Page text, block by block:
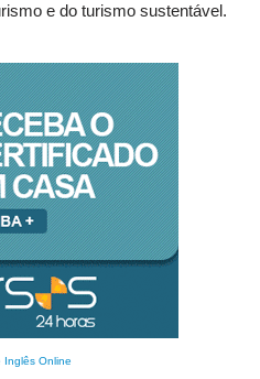
e do turismo sustentável.
Inglês Online